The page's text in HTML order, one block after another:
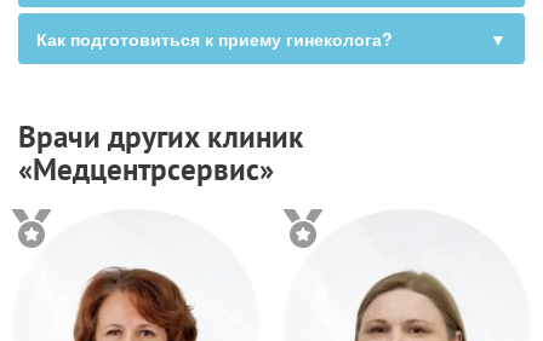
Как подготовиться к приему гинеколога? ▼
Врачи других клиник
«Медцентрсервис»